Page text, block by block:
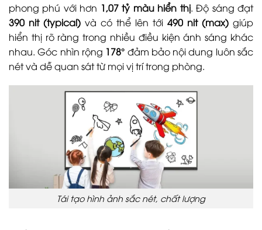
phong phú với hơn 1,07 tỷ màu hiển thị. Độ sáng đạt
390 nit (typical) và có thể lên tới 490 nit (max) giúp
hiển thị rõ ràng trong nhiều điều kiện ánh sáng khác
nhau. Góc nhìn rộng 178° đảm bảo nội dung luôn sắc
nét và dễ quan sát từ mọi vị trí trong phòng.
Tái tạo hình ảnh sắc nét, chất lượng